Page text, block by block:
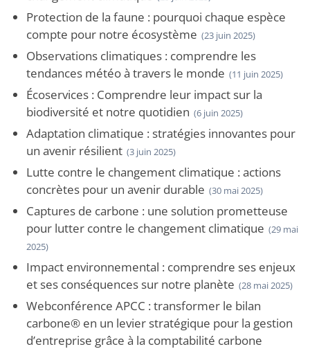
Protection de la faune : pourquoi chaque espèce
compte pour notre écosystème (23 juin 2025)
Observations climatiques : comprendre les
tendances météo à travers le monde (11 juin 2025)
Écoservices : Comprendre leur impact sur la
biodiversité et notre quotidien (6 juin 2025)
Adaptation climatique : stratégies innovantes pour
un avenir résilient (3 juin 2025)
Lutte contre le changement climatique : actions
concrètes pour un avenir durable (30 mai 2025)
Captures de carbone : une solution prometteuse
pour lutter contre le changement climatique (29 mai
2025)
Impact environnemental : comprendre ses enjeux
et ses conséquences sur notre planète (28 mai 2025)
Webconférence APCC : transformer le bilan
carbone® en un levier stratégique pour la gestion
d’entreprise grâce à la comptabilité carbone